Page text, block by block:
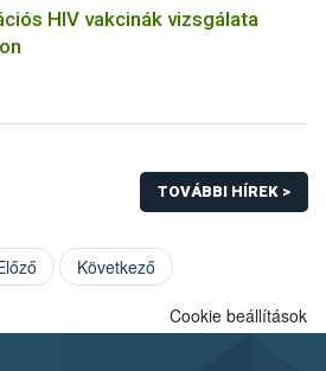
HIV vakcinák vizsgálata
TOVÁBBI HÍREK >
Következő
Cookie beállítások